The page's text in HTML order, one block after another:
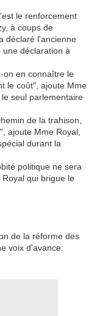
le renforcement
à coups de
déclaré l'ancienne
déclaration à
on en connaître le
le coût", ajoute Mme
seul parlementaire
de la trahison,
ajoute Mme Royal,
durant la
politique ne sera
qui brigue le
de la réforme des
voix d'avance: